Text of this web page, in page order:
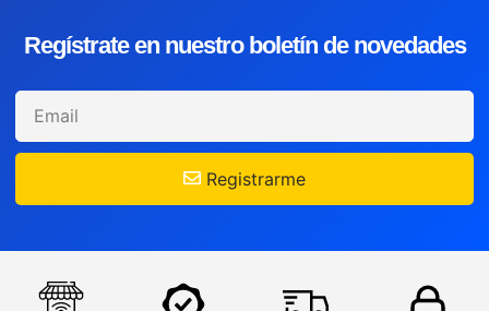
Regístrate en nuestro boletín de novedades
Registrarme